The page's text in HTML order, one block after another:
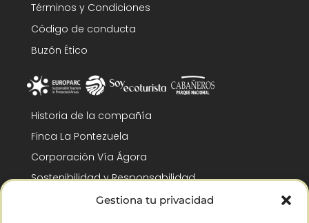
Gestiona tu privacidad
Términos y Condiciones
Código de conducta
Buzón Ético
Historia de la compañía
Finca La Pontezuela
Corporación Vía Ágora
Sostenibilidad y Responsabilidad
RSC y Fundación Gómez-Pintado